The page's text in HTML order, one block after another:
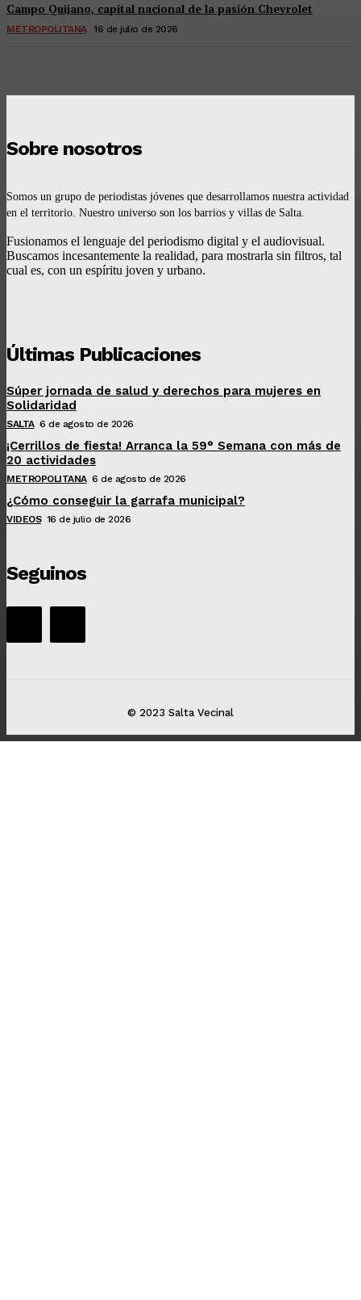
Campo Quijano, capital nacional de la pasión Chevrolet
METROPOLITANA 16 de julio de 2026
Sobre nosotros
Somos un grupo de periodistas jóvenes que desarrollamos nuestra actividad
en el territorio. Nuestro universo son los barrios y villas de Salta.
Fusionamos el lenguaje del periodismo digital y el audiovisual.
Buscamos incesantemente la realidad, para mostrarla sin filtros, tal
cual es, con un espíritu joven y urbano.
Últimas Publicaciones
Súper jornada de salud y derechos para mujeres en
Solidaridad
SALTA 6 de agosto de 2026
¡Cerrillos de fiesta! Arranca la 59° Semana con más de
20 actividades
METROPOLITANA 6 de agosto de 2026
¿Cómo conseguir la garrafa municipal?
VIDEOS 16 de julio de 2026
Seguinos
© 2023 Salta Vecinal